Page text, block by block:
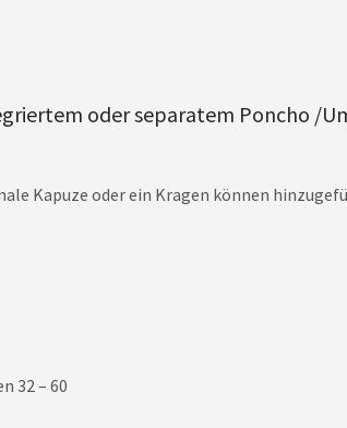
oder separatem Poncho /
Kapuze oder ein Kragen können
32 – 60